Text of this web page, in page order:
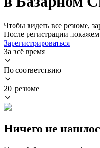
Чтобы видеть все резюме,
После регистрации
Зарегистрироваться
За всё время
По соответствию
20 резюме
Ничего не